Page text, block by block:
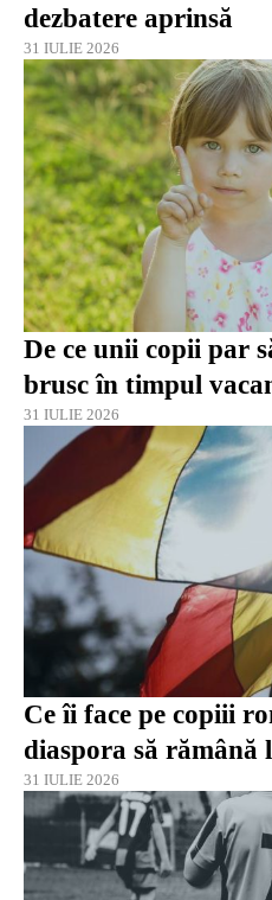
dezbatere aprinsă
31 IULIE 2026
De ce unii copii par
brusc în timpul
31 IULIE 2026
Ce îi face pe copiii
diaspora să rămână
31 IULIE 2026